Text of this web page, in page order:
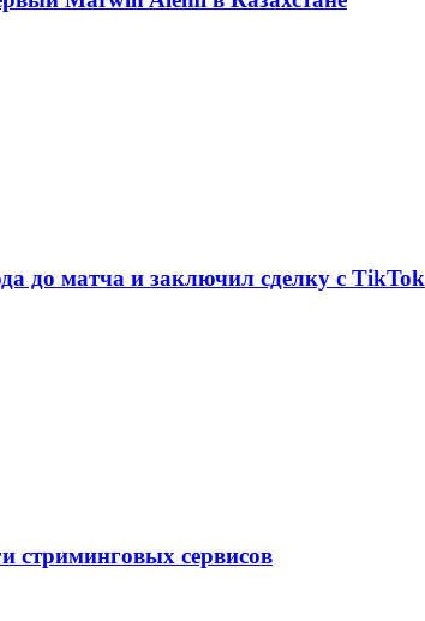
до матча и заключил сделку с TikTok
стриминговых сервисов